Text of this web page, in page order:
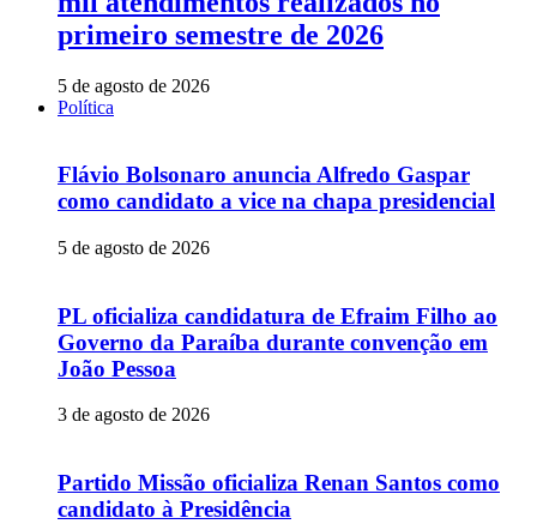
primeiro semestre de 2026
5 de agosto de 2026
Política
Flávio Bolsonaro anuncia Alfredo Gaspar
como candidato a vice na chapa presidencial
5 de agosto de 2026
PL oficializa candidatura de Efraim Filho ao
Governo da Paraíba durante convenção em
João Pessoa
3 de agosto de 2026
Partido Missão oficializa Renan Santos como
candidato à Presidência